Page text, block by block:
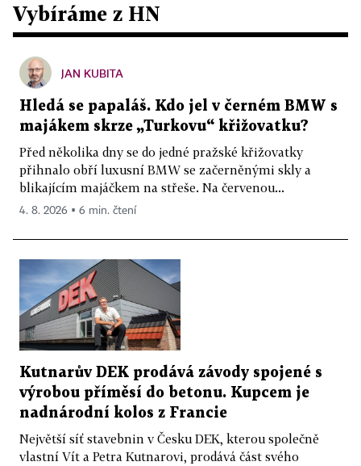
Vybíráme z HN
JAN KUBITA
Hledá se papaláš. Kdo jel v černém BMW s
majákem skrze „Turkovu“ křižovatku?
Před několika dny se do jedné pražské křižovatky
přihnalo obří luxusní BMW se začerněnými skly a
blikajícím majáčkem na střeše. Na červenou...
4. 8. 2026 ▪ 6 min. čtení
Kutnarův DEK prodává závody spojené s
výrobou příměsí do betonu. Kupcem je
nadnárodní kolos z Francie
Největší síť stavebnin v Česku DEK, kterou společně
vlastní Vít a Petra Kutnarovi, prodává část svého